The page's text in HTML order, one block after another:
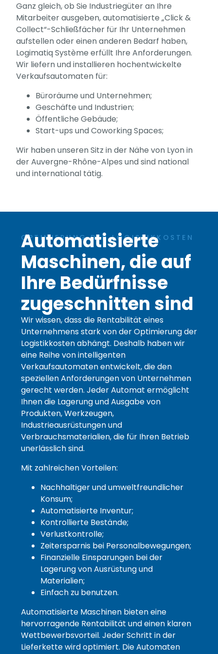
Ganz gleich, ob Sie Industriegüter an Ihre
Mitarbeiter ausgeben, automatisierte „Click &
Collect“-Schließfächer für Ihr Unternehmen
aufstellen oder einen anderen Bedarf haben,
Logimatiq Système erfüllt Ihre Anforderungen.
Wir liefern und installieren hochentwickelte
Verkaufsautomaten für:
Büroräume und Unternehmen;
Geschäfte und Industrien;
Öffentliche Gebäude;
Start-ups und Coworking Spaces;
Wir haben unseren Sitz in der Nähe von Lyon in
der Auvergne-Rhône-Alpes und sind national
und international tätig.
OPTIMIERUNG DER LOGISTIKKOSTEN
Automatisierte
Maschinen, die auf
Ihre Bedürfnisse
zugeschnitten sind
Wir wissen, dass die Rentabilität eines
Unternehmens stark von der Optimierung der
Logistikkosten abhängt. Deshalb haben wir
eine Reihe von intelligenten
Verkaufsautomaten entwickelt, die den
speziellen Anforderungen von Unternehmen
gerecht werden. Jeder Automat ermöglicht
Ihnen die Lagerung und Ausgabe von
Produkten, Werkzeugen,
Industrieausrüstungen und
Verbrauchsmaterialien, die für Ihren Betrieb
unerlässlich sind.
Mit zahlreichen Vorteilen:
Nachhaltiger und umweltfreundlicher
Konsum;
Automatisierte Inventur;
Kontrollierte Bestände;
Verlustkontrolle;
Zeitersparnis bei Personalbewegungen;
Finanzielle Einsparungen bei der
Lagerung von Ausrüstung und
Materialien;
Einfach zu benutzen.
Automatisierte Maschinen bieten eine
hervorragende Rentabilität und einen klaren
Wettbewerbsvorteil. Jeder Schritt in der
Lieferkette wird optimiert. Die Automaten
optional.
Sie sind
notwendig,
damit die
Website
funktioniert.
Statistiken
Damit wir die
Funktionalität
und Struktur
der Website
verbessern
können, je
Website
Erfahrung
Damit unsere
Website bei
so gut wie
möglich
funktioniert.
Wenn Sie
diese Cookies
ablehnen,
werden einige
Funktionen
von der
Website
verschwinden.
Marketing
Interesse und Ihr
Verhalten beim
Besuch unserer
Website mitteilen,
erhöhen Sie die
Wahrscheinlichkeit,
dass Sie auf Sie
zugeschnittene
Inhalte und
Angebote sehen.